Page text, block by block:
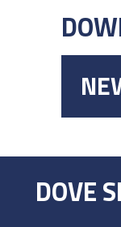
DOVE